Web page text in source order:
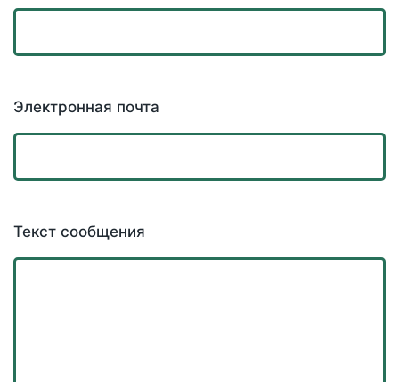
Электронная почта
Текст сообщения